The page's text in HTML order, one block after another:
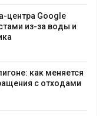
с крыш может помочь
ускорить